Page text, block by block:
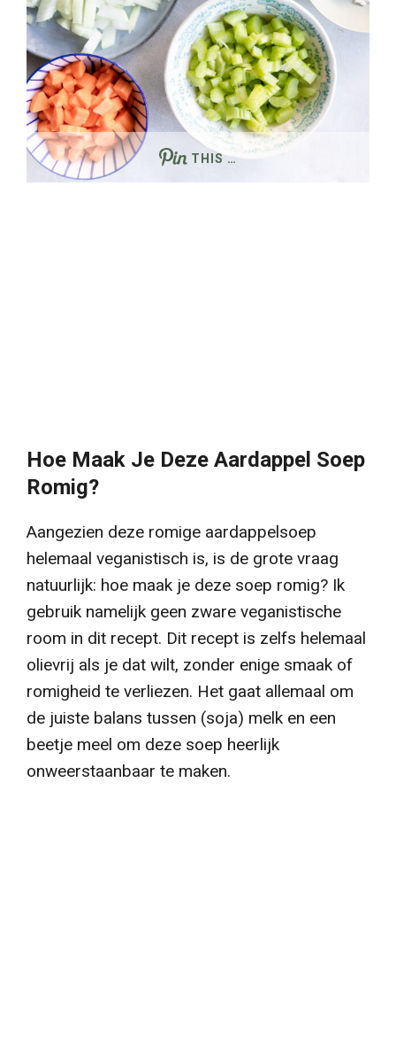
THIS …
Hoe Maak Je Deze Aardappel Soep
Romig?
Aangezien deze romige aardappelsoep
helemaal veganistisch is, is de grote vraag
natuurlijk: hoe maak je deze soep romig? Ik
gebruik namelijk geen zware veganistische
room in dit recept. Dit recept is zelfs helemaal
olievrij als je dat wilt, zonder enige smaak of
romigheid te verliezen. Het gaat allemaal om
de juiste balans tussen (soja) melk en een
beetje meel om deze soep heerlijk
onweerstaanbaar te maken.